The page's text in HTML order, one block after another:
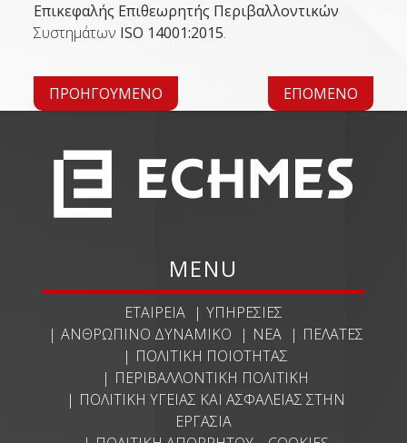
Επικεφαλής Επιθεωρητής Περιβαλλοντικών
Συστημάτων ISO 14001:2015.
ΠΡΟΗΓΟΎΜΕΝΟ ΕΠΌΜΕΝΟ
MENU
ΕΤΑΙΡΕΊΑ
ΥΠΗΡΕΣΊΕΣ
ΑΝΘΡΏΠΙΝΟ ΔΥΝΑΜΙΚΌ
ΝΈΑ
ΠΕΛΆΤΕΣ
ΠΟΛΙΤΙΚΉ ΠΟΙΌΤΗΤΑΣ
ΠΕΡΙΒΑΛΛΟΝΤΙΚΉ ΠΟΛΙΤΙΚΉ
ΠΟΛΙΤΙΚΉ ΥΓΕΊΑΣ ΚΑΙ ΑΣΦΆΛΕΙΑΣ ΣΤΗΝ
ΕΡΓΑΣΊΑ